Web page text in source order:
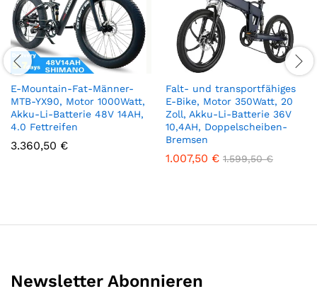
E-Mountain-Fat-Männer-
MTB-YX90, Motor 1000Watt,
Akku-Li-Batterie 48V 14AH,
4.0 Fettreifen
3.360,50 €
Falt- und transportfähiges
E-Bike, Motor 350Watt, 20
Zoll, Akku-Li-Batterie 36V
10,4AH, Doppelscheiben-
Bremsen
1.007,50 € 1.599,50€
Newsletter Abonnieren